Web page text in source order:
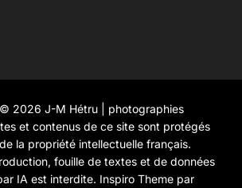
2026 J-M Hétru | photographies
et contenus de ce site sont protégés
la propriété intellectuelle français.
fouille de textes et de données
IA est interdite. Inspiro Themepar